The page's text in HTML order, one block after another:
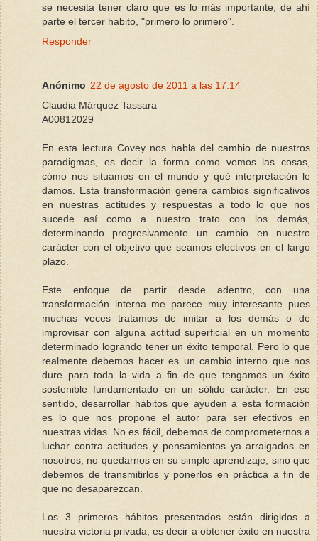
se necesita tener claro que es lo más importante, de ahí
parte el tercer habito, "primero lo primero".
Responder
Anónimo 22 de agosto de 2011 a las 17:14
Claudia Márquez Tassara
A00812029
En esta lectura Covey nos habla del cambio de nuestros
paradigmas, es decir la forma como vemos las cosas,
cómo nos situamos en el mundo y qué interpretación le
damos. Esta transformación genera cambios significativos
en nuestras actitudes y respuestas a todo lo que nos
sucede así como a nuestro trato con los demás,
determinando progresivamente un cambio en nuestro
carácter con el objetivo que seamos efectivos en el largo
plazo.
Este enfoque de partir desde adentro, con una
transformación interna me parece muy interesante pues
muchas veces tratamos de imitar a los demás o de
improvisar con alguna actitud superficial en un momento
determinado logrando tener un éxito temporal. Pero lo que
realmente debemos hacer es un cambio interno que nos
dure para toda la vida a fin de que tengamos un éxito
sostenible fundamentado en un sólido carácter. En ese
sentido, desarrollar hábitos que ayuden a esta formación
es lo que nos propone el autor para ser efectivos en
nuestras vidas. No es fácil, debemos de comprometernos a
luchar contra actitudes y pensamientos ya arraigados en
nosotros, no quedarnos en su simple aprendizaje, sino que
debemos de transmitirlos y ponerlos en práctica a fin de
que no desaparezcan.
Los 3 primeros hábitos presentados están dirigidos a
nuestra victoria privada, es decir a obtener éxito en nuestra